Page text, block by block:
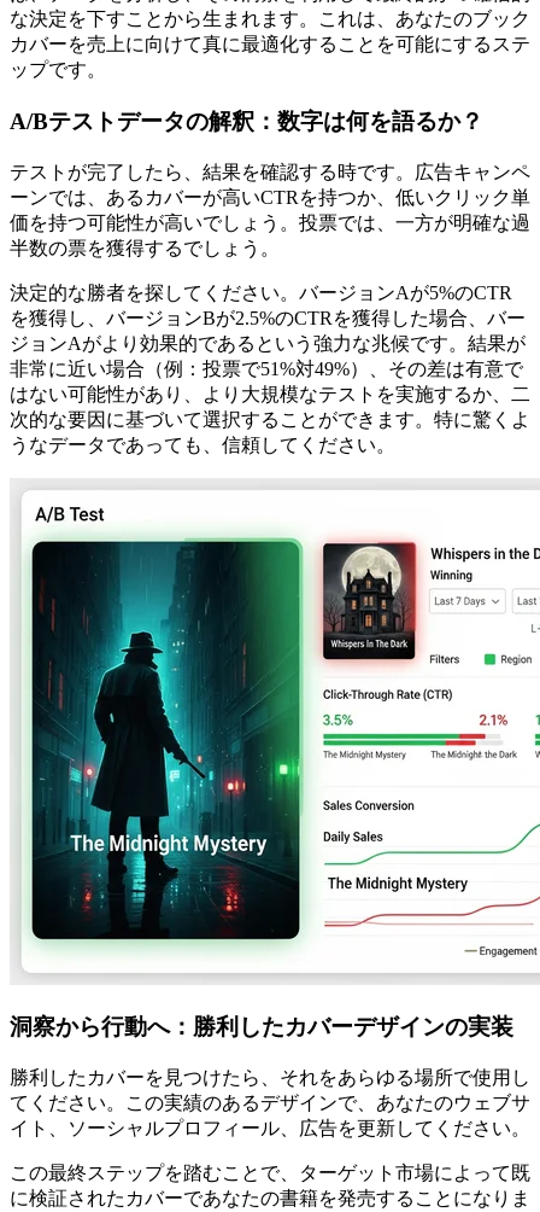
な決定を下すことから生まれます。これは、あなたのブック
カバーを売上に向けて真に最適化することを可能にするステ
ップです。
A/Bテストデータの解釈：数字は何を語るか？
テストが完了したら、結果を確認する時です。広告キャンペ
ーンでは、あるカバーが高いCTRを持つか、低いクリック単
価を持つ可能性が高いでしょう。投票では、一方が明確な過
半数の票を獲得するでしょう。
決定的な勝者を探してください。バージョンAが5%のCTR
を獲得し、バージョンBが2.5%のCTRを獲得した場合、バー
ジョンAがより効果的であるという強力な兆候です。結果が
非常に近い場合（例：投票で51%対49%）、その差は有意で
はない可能性があり、より大規模なテストを実施するか、二
次的な要因に基づいて選択することができます。特に驚くよ
うなデータであっても、信頼してください。
洞察から行動へ：勝利したカバーデザインの実装
勝利したカバーを見つけたら、それをあらゆる場所で使用し
てください。この実績のあるデザインで、あなたのウェブサ
イト、ソーシャルプロフィール、広告を更新してください。
この最終ステップを踏むことで、ターゲット市場によって既
に検証されたカバーであなたの書籍を発売することになりま